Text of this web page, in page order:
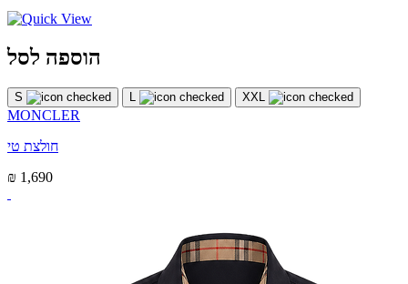
הוספה לסל
S L XXL
MONCLER
חולצת טי
₪ 1,690